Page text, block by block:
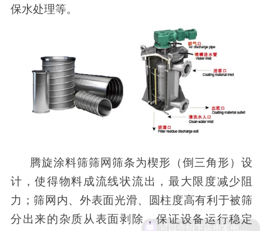
保水处理等。
腾旋涂料筛筛网筛条为楔形（倒三角形）设
计，使得物料成流线状流出，最大限度减少阻
力；筛网内、外表面光滑、圆柱度高有利于被筛
分出来的杂质从表面剥除，保证设备运行稳定
可以介绍下运用案例么？